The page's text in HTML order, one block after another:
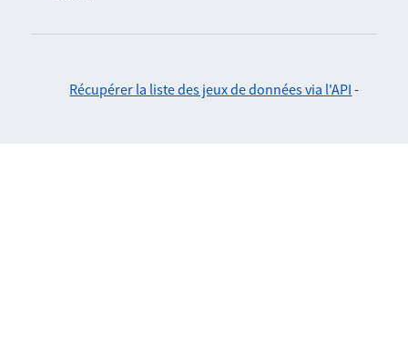
Récupérer la liste des jeux de données via l'API -